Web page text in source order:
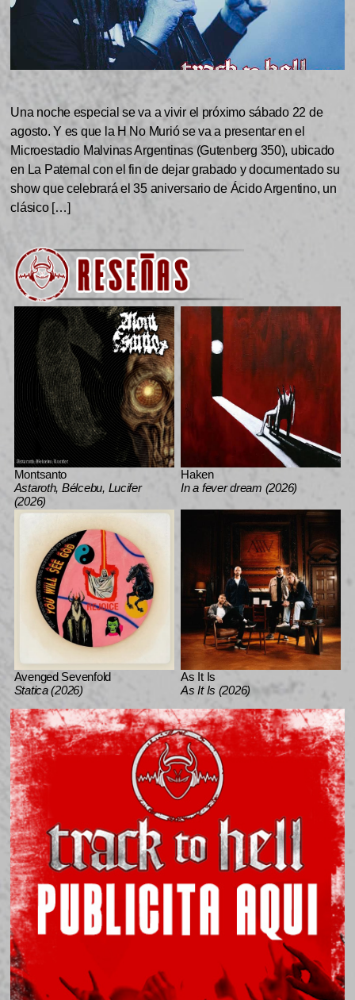
Una noche especial se va a vivir el próximo sábado 22 de
agosto. Y es que la H No Murió se va a presentar en el
Microestadio Malvinas Argentinas (Gutenberg 350), ubicado
en La Paternal con el fin de dejar grabado y documentado su
show que celebrará el 35 aniversario de Ácido Argentino, un
clásico […]
Montsanto
Astaroth, Bélcebu, Lucifer
(2026)
Haken
In a fever dream (2026)
Avenged Sevenfold
Statica (2026)
As It Is
As It Is (2026)